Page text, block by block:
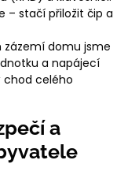
– stačí přiložit čip a
domu jsme
a napájecí
chod celého
a